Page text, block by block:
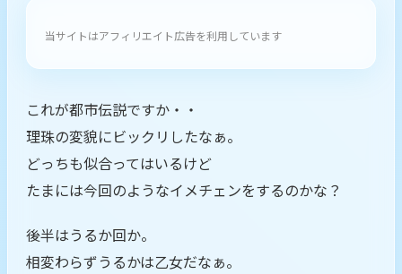
当サイトはアフィリエイト広告を利用しています
これが都市伝説ですか・・
理珠の変貌にビックリしたなぁ。
どっちも似合ってはいるけど
たまには今回のようなイメチェンをするのかな？
後半はうるか回か。
相変わらずうるかは乙女だなぁ。